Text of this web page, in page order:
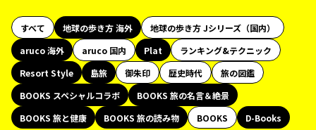
すべて 地球の歩き方 海外
地球の歩き方 Jシリーズ（国内）
aruco 海外
aruco 国内 Plat
ランキング&テクニック
Resort Style
島旅 御朱印 歴史時代
旅の図鑑
BOOKS スペシャルコラボ
BOOKS 旅の名言＆絶景
BOOKS 旅と健康
BOOKS 旅の読み物 BOOKS
D-Books